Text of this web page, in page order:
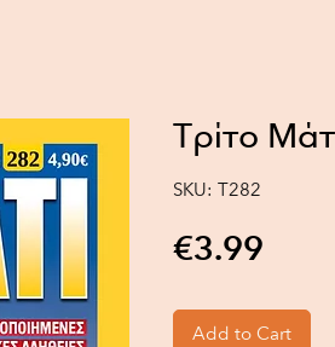
Τρίτο
SKU: Τ282
€3.99
Add to Cart